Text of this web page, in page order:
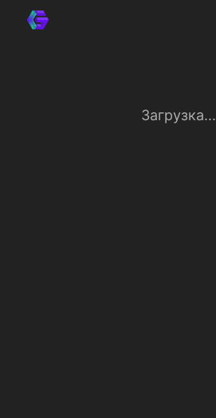
Загрузка...